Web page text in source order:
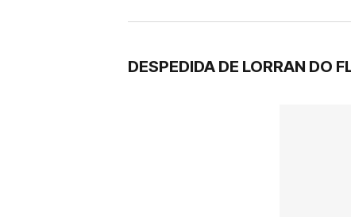
DESPEDIDA DE LORRAN DO